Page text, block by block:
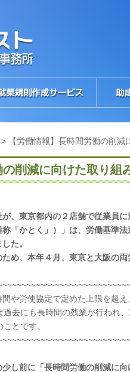
> 【労働情報】長時間労働の削
の削減に向けた取り組
、東京都内の２店舗で従業員
「かとく」）」は、労働基準
た。
め、本年４月、東京と大阪の
や労使協定で定めた上限を超
去にも長時間の残業が行われ
とです。
し前に「長時間労働の削減に